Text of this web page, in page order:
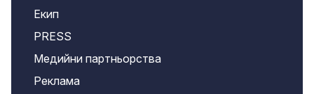
Екип
PRESS
Медийни партньорства
Реклама